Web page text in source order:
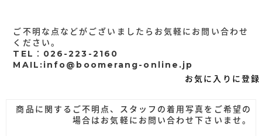
商品に関するご不明点、スタッフの着用写真をご希望の
場合はお気軽にお問い合わせ下さいませ。
ご不明な点などがございましたらお気軽にお問い合わせ
ください。
TEL：026-223-2160
MAIL:info@boomerang-online.jp
お気に入りに登録